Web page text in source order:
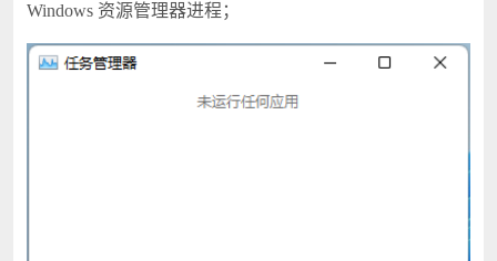
Windows 资源管理器进程；